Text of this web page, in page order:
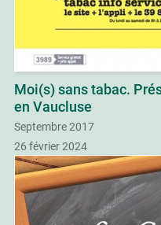
Moi(s) sans tabac.
en Vaucluse
Septembre 2017
26 février 2024